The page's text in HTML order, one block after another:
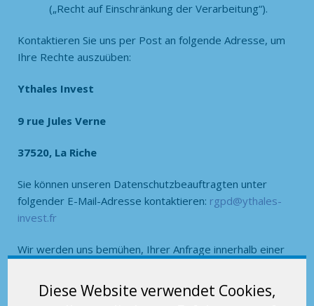
Diese Website verwendet Cookies,
(„Recht auf Einschränkung der Verarbeitung“).
Kontaktieren Sie uns per Post an folgende Adresse, um
Ihre Rechte auszuüben:
Ythales Invest
9 rue Jules Verne
37520, La Riche
Sie können unseren Datenschutzbeauftragten unter
folgender E-Mail-Adresse kontaktieren: rgpd@ythales-
invest.fr
Wir werden uns bemühen, Ihrer Anfrage innerhalb einer
gesetzlichen Bestimmungen nachzukommen. Im Falle
einer unbefriedigenden Antwort haben Sie die